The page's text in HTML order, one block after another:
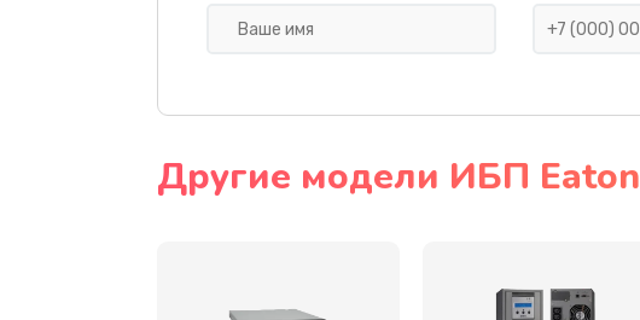
Другие модели ИБП Eaton